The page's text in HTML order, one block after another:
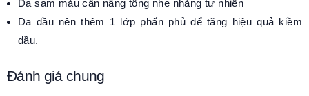
Da sạm màu cần nâng tông nhẹ nhàng tự nhiên
Da dầu nên thêm 1 lớp phấn phủ để tăng hiệu quả kiềm
dầu.
Đánh giá chung